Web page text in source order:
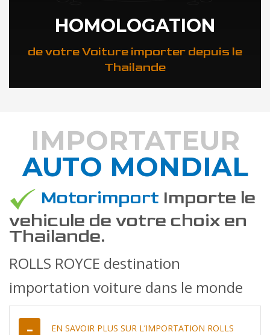
HOMOLOGATION
de votre Voiture importer depuis le
Thailande
DÉCOUVREZ COMMENT
IMPORTATEUR
AUTO MONDIAL
Motorimport Importe le
vehicule de votre choix en
Thailande.
ROLLS ROYCE destination
importation voiture dans le monde
EN SAVOIR PLUS SUR L’IMPORTATION ROLLS